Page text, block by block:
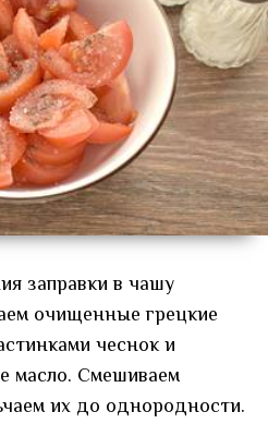
заправки в чашу
очищенные грецкие
чеснок и
масло. Смешиваем
их до однородности.